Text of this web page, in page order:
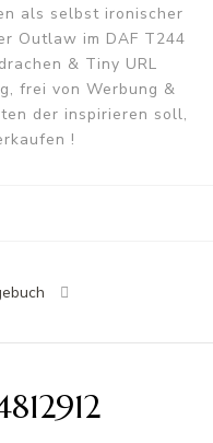
als selbst ironischer
Outlaw im DAF T244
& Tiny URL
frei von Werbung &
der inspirieren soll,
!